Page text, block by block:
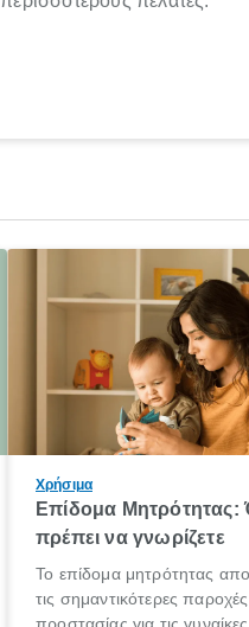
Χρήσιμα
Επίδομα
πρέπει να γνωρίζετε
Το επίδομα μητρότητας
τις σημαντικότερες